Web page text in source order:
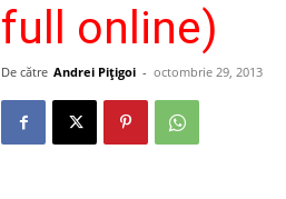
full online)
De către Andrei Pițigoi - octombrie 29, 2013